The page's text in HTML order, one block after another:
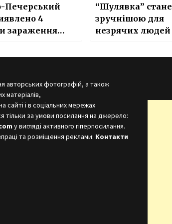
Печерський
4
зараження
“Шулявка” стане
зручнішою для
незрячих людей
авторських фотографій, а також
матеріалів,
сайті і в соціальних мережах
тільки за умови посилання на джерело:
у вигляді активного гіперпосилання.
та розміщення реклами: Контакти